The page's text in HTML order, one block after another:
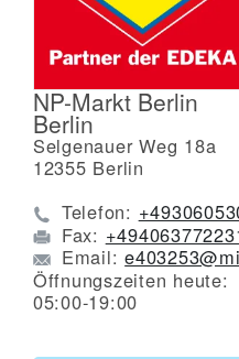
NP-Markt Berlin
Berlin
Selgenauer Weg 18a
12355 Berlin
Telefon:
Fax:
Email:
Öffnungszeiten heute:
05:00-19:00